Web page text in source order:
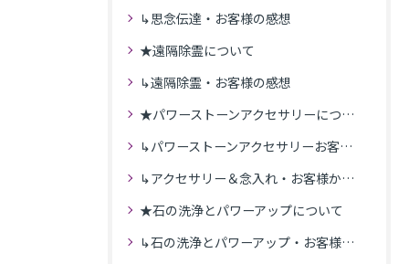
↳思念伝達・お客様の感想
★遠隔除霊について
↳遠隔除霊・お客様の感想
★パワーストーンアクセサリーについて
↳パワーストーンアクセサリーお客様の発送商品一覧
↳アクセサリー＆念入れ・お客様からの感想
★石の洗浄とパワーアップについて
↳石の洗浄とパワーアップ・お客様の感想